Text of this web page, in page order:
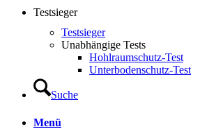
Testsieger
Testsieger
Unabhängige Tests
Hohlraumschutz-Test
Unterbodenschutz-Test
Suche
Menü